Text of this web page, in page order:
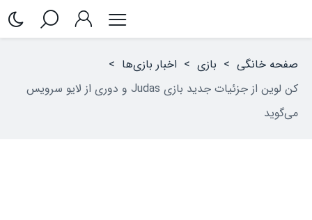
صفحه خانگی > بازی > اخبار بازی‌ها >
کن لوین از جزئیات جدید بازی Judas و دوری از لایو سرویس
می‌گوید